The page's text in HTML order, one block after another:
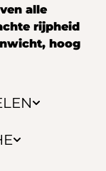
alle
rijpheid
hoog